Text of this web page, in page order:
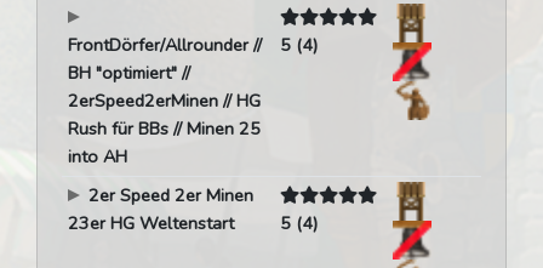
FrontDörfer/Allrounder //
BH "optimiert" //
2erSpeed2erMinen // HG
Rush für BBs // Minen 25
into AH
5 (4)
2er Speed 2er Minen
23er HG Weltenstart
5 (4)